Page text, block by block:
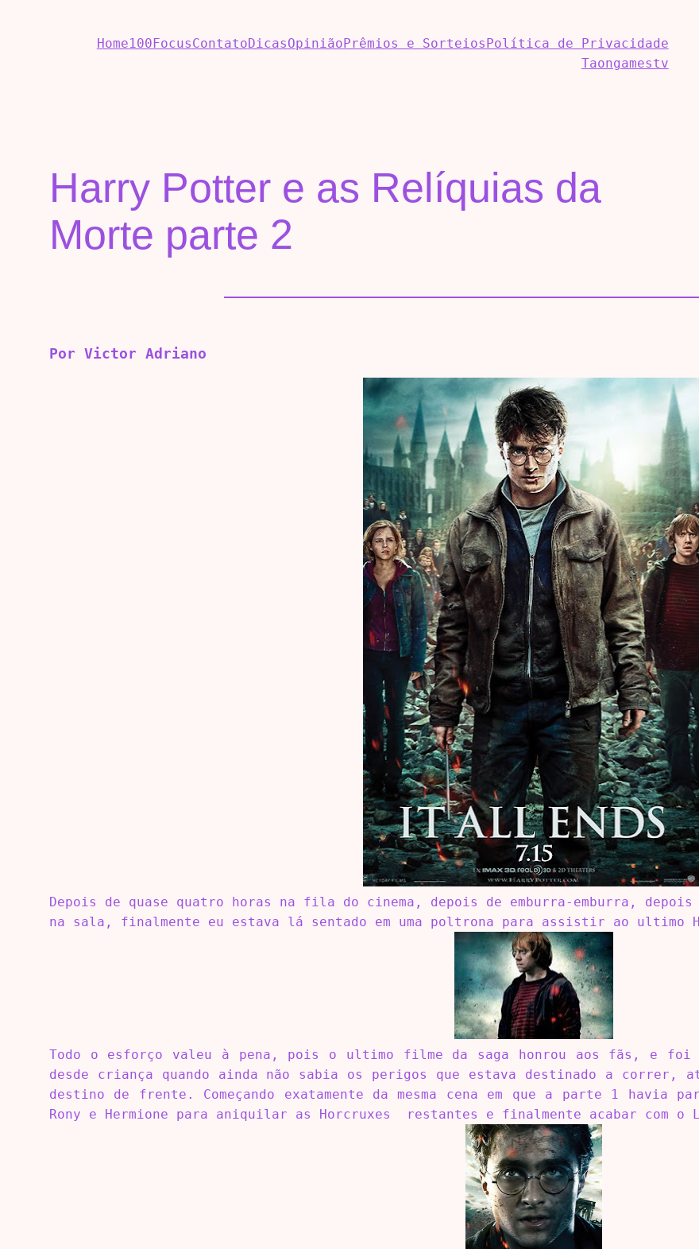
Home100FocusContatoDicasOpinião Prêmios e Sorteios Política de Privacidade
Taongamestv
Harry Potter e as Relíquias da
Morte parte 2
Por Victor Adriano
Depois de quase quatro horas na fila do cinema, depois de emburra-emburra,
na sala, finalmente eu estava lá sentado em uma poltrona para assistir ao ultimo
Todo o esforço valeu à pena, pois o ultimo filme da saga honrou aos fãs, e foi uma
desde criança quando ainda não sabia os perigos que estava destinado a
destino de frente. Começando exatamente da mesma cena em que a parte 1 havia
Rony e Hermione para aniquilar as Horcruxes restantes e finalmente acabar com o